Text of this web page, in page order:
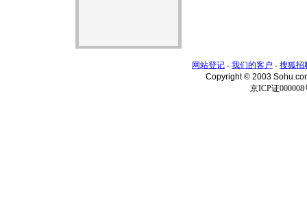
网站登记 - 我们的客户 - 搜狐招
Copyright © 2003
京ICP证